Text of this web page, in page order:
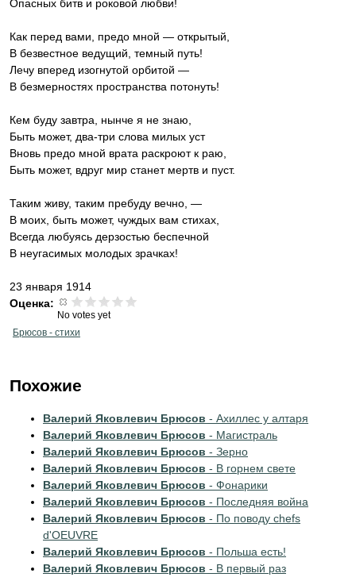
Опасных битв и роковой любви!
Как перед вами, предо мной — открытый,
В безвестное ведущий, темный путь!
Лечу вперед изогнутой орбитой —
В безмерностях пространства потонуть!
Кем буду завтра, нынче я не знаю,
Быть может, два-три слова милых уст
Вновь предо мной врата раскроют к раю,
Быть может, вдруг мир станет мертв и пуст.
Таким живу, таким пребуду вечно, —
В моих, быть может, чуждых вам стихах,
Всегда любуясь дерзостью беспечной
В неугасимых молодых зрачках!
23 января 1914
Оценка:
No votes yet
Брюсов - стихи
Похожие
Валерий Яковлевич Брюсов - Ахиллес у алтаря
Валерий Яковлевич Брюсов - Магистраль
Валерий Яковлевич Брюсов - Зерно
Валерий Яковлевич Брюсов - В горнем свете
Валерий Яковлевич Брюсов - Фонарики
Валерий Яковлевич Брюсов - Последняя война
Валерий Яковлевич Брюсов - По поводу chefs
d'OEUVRE
Валерий Яковлевич Брюсов - Польша есть!
Валерий Яковлевич Брюсов - В первый раз